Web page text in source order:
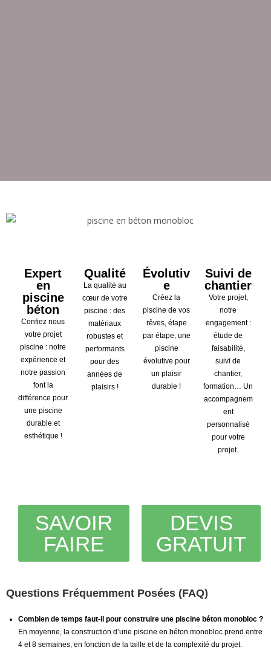
Expert
en
piscine
béton
Confiez nous
votre projet
piscine : notre
expérience et
notre passion
font la
différence pour
une piscine
durable et
esthétique !
Qualité
La qualité au
cœur de votre
piscine : des
matériaux
robustes et
performants
pour des
années de
plaisirs !
Évolutiv
e
Créez la
piscine de vos
rêves, étape
par étape, une
piscine
évolutive pour
un plaisir
durable !
Suivi de
chantier
Votre projet,
notre
engagement :
étude de
faisabilité,
suivi de
chantier,
formation… Un
accompagnem
ent
personnalisé
pour votre
projet.
SAVOIR
FAIRE
DEVIS
GRATUIT
Questions Fréquemment Posées (FAQ)
Combien de temps faut-il pour construire une piscine béton monobloc ?
En moyenne, la construction d’une piscine en béton monobloc prend entre
4 et 8 semaines, en fonction de la taille et de la complexité du projet.